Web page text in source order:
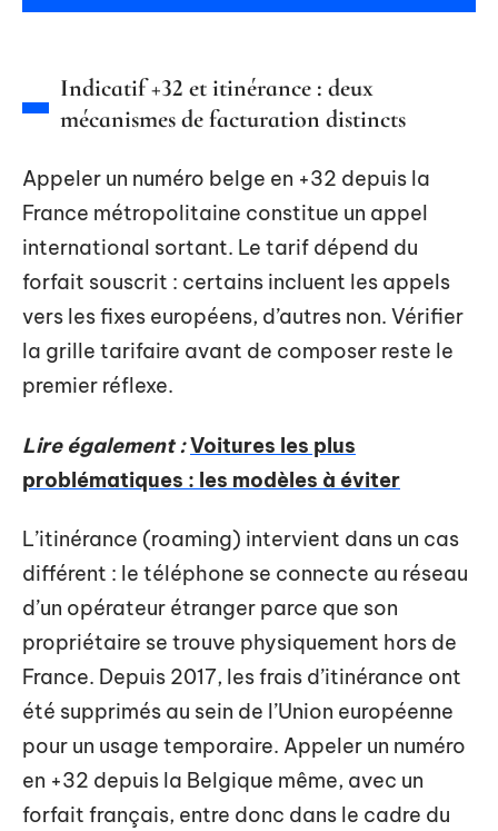
Indicatif +32 et itinérance : deux
mécanismes de facturation distincts
Appeler un numéro belge en +32 depuis la
France métropolitaine constitue un appel
international sortant. Le tarif dépend du
forfait souscrit : certains incluent les appels
vers les fixes européens, d’autres non. Vérifier
la grille tarifaire avant de composer reste le
premier réflexe.
Lire également :Voitures les plus
problématiques : les modèles à éviter
L’itinérance (roaming) intervient dans un cas
différent : le téléphone se connecte au réseau
d’un opérateur étranger parce que son
propriétaire se trouve physiquement hors de
France. Depuis 2017, les frais d’itinérance ont
été supprimés au sein de l’Union européenne
pour un usage temporaire. Appeler un numéro
en +32 depuis la Belgique même, avec un
forfait français, entre donc dans le cadre du